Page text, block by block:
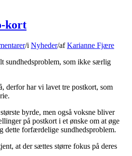
kort
/i Nyheder/afKarianne Fjære
sundhedsproblem, som ikke særlig
derfor har vi lavet tre postkort, som
byrde, men også voksne bliver
på postkort i et ønske om at øge
dette forfærdelige sundhedsproblem.
at der sættes større fokus på deres